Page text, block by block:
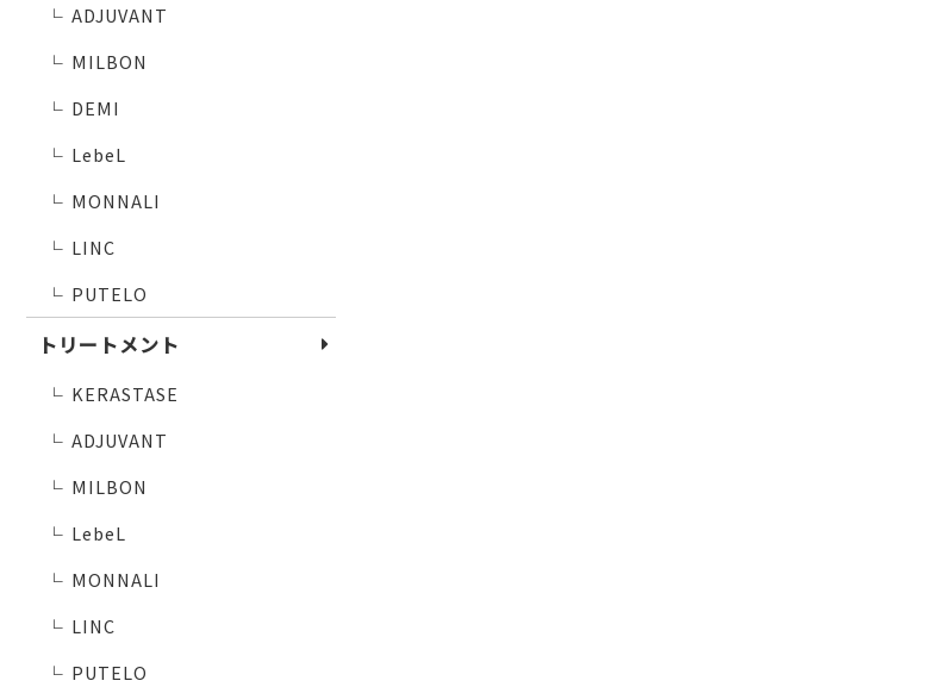
└ ADJUVANT
└ MILBON
└ DEMI
└ LebeL
└ MONNALI
└ LINC
└ PUTELO
トリートメント
└ KERASTASE
└ ADJUVANT
└ MILBON
└ LebeL
└ MONNALI
└ LINC
└ PUTELO